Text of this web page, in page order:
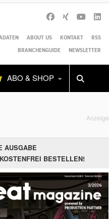
ABOUT US KONTAKT
RSS
BRANCHENGUIDE
NEWSLETTER
ABO & SHOP
Shop SUCHEN
Anzeige
AUSGABE
BESTELLEN!